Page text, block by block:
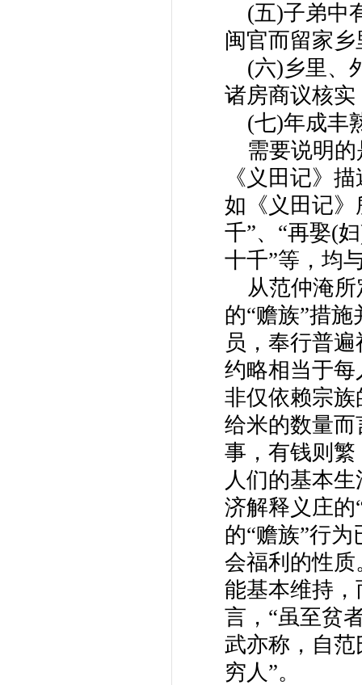
(五)子弟中
闽官而留家
(六)乡里、
诸房商议核
(七)年成丰
需要说明
《义田记》
如《义田记》
千”、“再娶(
十千”等，均
从范仲淹
的“赡族”措
员，奉行普
约略相当于
非仅依赖宗
给米的数量
事，有钱则
人们的基本
济解释义庄的
的“赡族”行
会福利的性
能基本维持
言，“虽至贫
武亦称，自
穷人”。